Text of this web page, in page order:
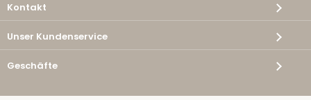
Kontakt
Unser Kundenservice
Geschäfte